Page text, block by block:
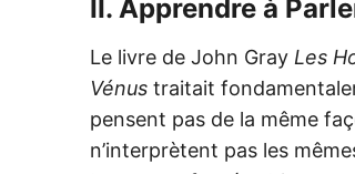
II. Apprendre à
Le livre de John Gray Les
Vénus traitait
pensent pas de la même
n’interprètent pas les